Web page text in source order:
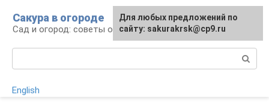
контенту
Сакура в огороде
Сад и огород: советы огородникам
English
Для любых предложений по
сайту: sakurakrsk@cp9.ru